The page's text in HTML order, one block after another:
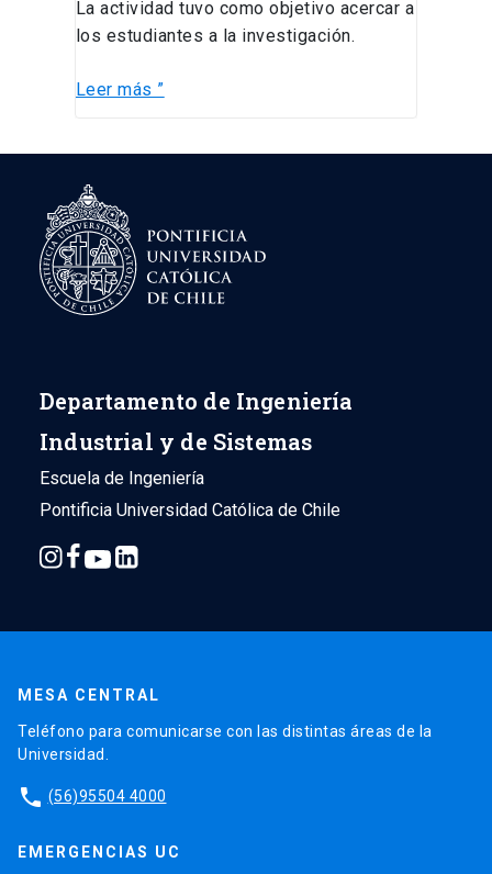
La actividad tuvo como objetivo acercar a
los estudiantes a la investigación.
Leer más ”
Departamento de Ingeniería
Industrial y de Sistemas
Escuela de Ingeniería
Pontificia Universidad Católica de Chile
MESA CENTRAL
Teléfono para comunicarse con las distintas áreas de la
Universidad.
phone (56)95504 4000
EMERGENCIAS UC